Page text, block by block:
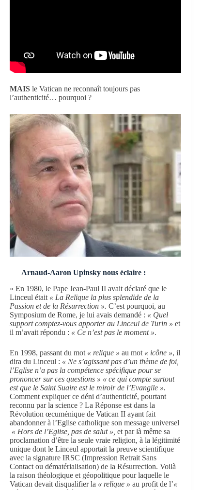
MAIS le Vatican ne reconnaît toujours pas
l’authenticité… pourquoi ?
Arnaud-Aaron Upinsky nous éclaire :
« En 1980, le Pape Jean-Paul II avait déclaré que le
Linceul était « La Relique la plus splendide de la
Passion et de la Résurrection ». C’est pourquoi, au
Symposium de Rome, je lui avais demandé : « Quel
support comptez-vous apporter au Linceul de Turin » et
il m’avait répondu : « Ce n’est pas le moment ».
En 1998, passant du mot « relique » au mot « icône », il
dira du Linceul : « Ne s’agissant pas d’un thème de foi,
l’Eglise n’a pas la compétence spécifique pour se
prononcer sur ces questions » « ce qui compte surtout
est que le Saint Suaire est le miroir de l’Evangile ».
Comment expliquer ce déni d’authenticité, pourtant
reconnu par la science ? La Réponse est dans la
Révolution œcuménique de Vatican II ayant fait
abandonner à l’Eglise catholique son message universel
« Hors de l’Eglise, pas de salut », et par là même sa
proclamation d’être la seule vraie religion, à la légitimité
unique dont le Linceul apportait la preuve scientifique
avec la signature IRSC (Impression Retrait Sans
Contact ou dématérialisation) de la Résurrection. Voilà
la raison théologique et géopolitique pour laquelle le
Vatican devait disqualifier la « relique » au profit de l’«